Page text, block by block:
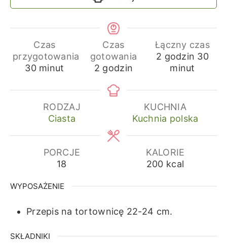
Czas
przygotowania
30minuty
minut
Czas
gotowania
2 godziny
godzin
Łączny czas
2 godziny
godzin 30
minut
RODZAJ
Ciasta
KUCHNIA
Kuchnia polska
PORCJE
18
KALORIE
200 kcal
WYPOSAŻENIE
Przepis na tortownicę 22-24 cm.
SKŁADNIKI